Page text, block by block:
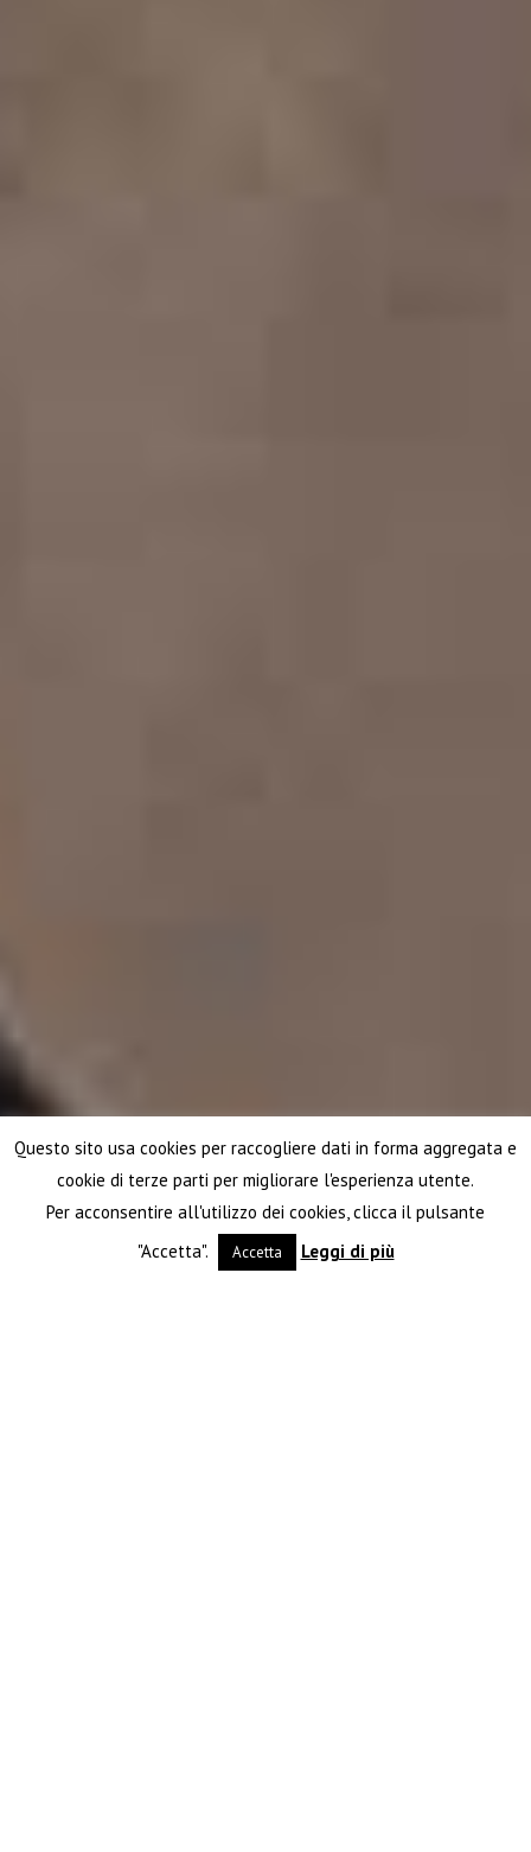
Questo sito usa cookies per raccogliere dati in forma aggregata e
cookie di terze parti per migliorare l'esperienza utente.
Per acconsentire all'utilizzo dei cookies, clicca il pulsante
"Accetta".
Accetta Leggi di più